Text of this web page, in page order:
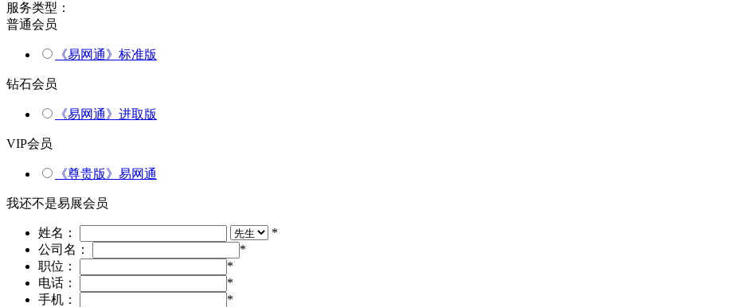
服务类型：
普通会员
《易网通》标准版
钻石会员
《易网通》进取版
VIP会员
《尊贵版》易网通
我还不是易展会员
姓名：
*
公司名：
*
职位：
*
电话：
*
手机：
*